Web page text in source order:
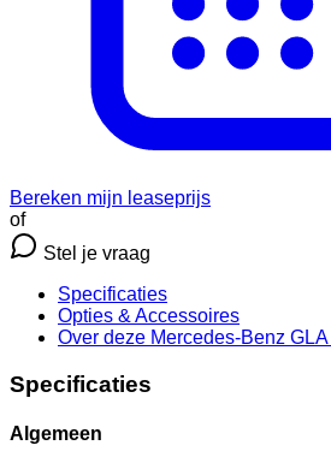
Bereken mijn leaseprijs
of
Stel je vraag
Specificaties
Opties & Accessoires
Over deze Mercedes-Benz GLA
Specificaties
Algemeen